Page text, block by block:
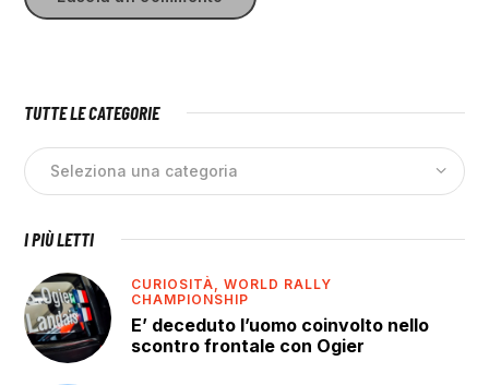
TUTTE LE CATEGORIE
I PIÙ LETTI
CURIOSITÀ,WORLD RALLY
CHAMPIONSHIP
E’ deceduto l’uomo coinvolto nello
scontro frontale con Ogier